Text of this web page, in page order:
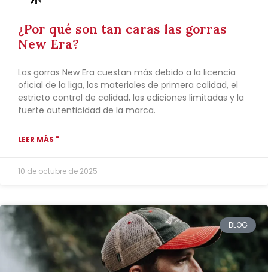
¿Por qué son tan caras las gorras
New Era?
Las gorras New Era cuestan más debido a la licencia
oficial de la liga, los materiales de primera calidad, el
estricto control de calidad, las ediciones limitadas y la
fuerte autenticidad de la marca.
LEER MÁS "
10 de octubre de 2025
BLOG